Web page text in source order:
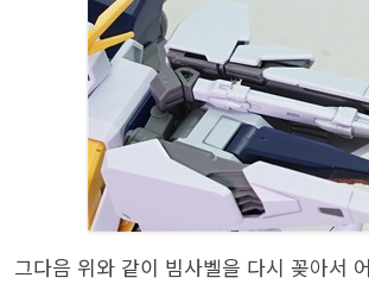
그다음 위와 같이 빔사벨을 다시 꽂아서